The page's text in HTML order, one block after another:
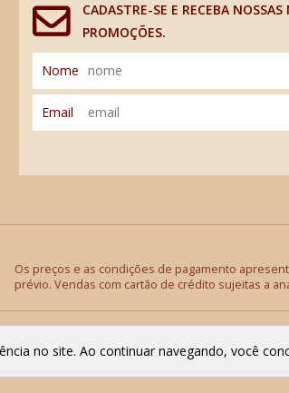
CADASTRE-SE E RECEBA NOSSAS
PROMOÇÕES.
Nome
Email
Os preços e as condições de pagamento
prévio. Vendas com cartão de crédito sujeitas a
no site. Ao continuar navegando, você